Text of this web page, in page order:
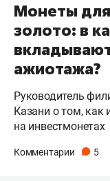
Монеты
золото: в
ажиотажа?
Руководитель
Казани о том, как
на инвестмонетах
Комментарии 5